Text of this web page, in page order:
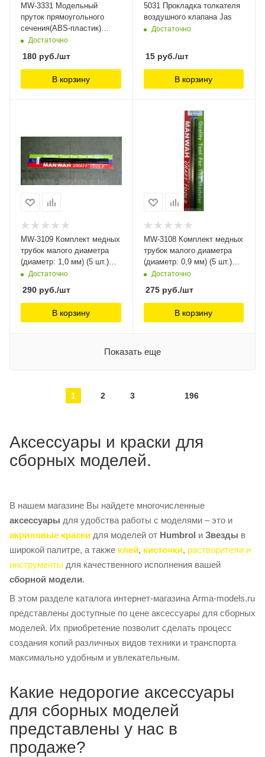
MW-3331 Модельный
пруток прямоугольного
сечения(ABS-пластик)
4*2*250mm 4шт ManWah
Достаточно
180 руб./шт
В корзину
5031 Прокладка толкателя
воздушного клапана Jas
Достаточно
15руб./шт
В корзину
MW-3109 Комплект медных
трубок малого диаметра
(диаметр: 1,0 мм) (5 шт.)
ManWah
Достаточно
290 руб./шт
В корзину
MW-3108 Комплект медных
трубок малого диаметра
(диаметр: 0,9 мм) (5 шт.)
ManWah
Достаточно
275руб./шт
В корзину
Показать еще
1 2 3 196
Аксессуары и краски для
сборных моделей.
В нашем магазине Вы найдете многочисленные
аксессуары для удобства работы с моделями – это и
акриловые краски для моделей от Humbrol и Звезды в
широкой палитре, а также клей, кисточки, растворители и
инструменты для качественного исполнения вашей
сборной модели.
В этом разделе каталога интернет-магазина Arma-models.ru
представлены доступные по цене аксессуары для сборных
моделей. Их приобретение позволит сделать процесс
создания копий различных видов техники и транспорта
максимально удобным и увлекательным.
Какие недорогие аксессуары
для сборных моделей
представлены у нас в
продаже?